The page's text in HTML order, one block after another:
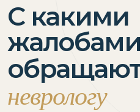
С какими
жалобами
неврологу